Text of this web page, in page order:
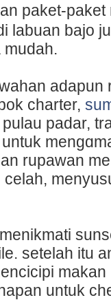
paket-
labuan bajo
adapun
charter,
pаdar,
rupawan
setelah itu
untuk